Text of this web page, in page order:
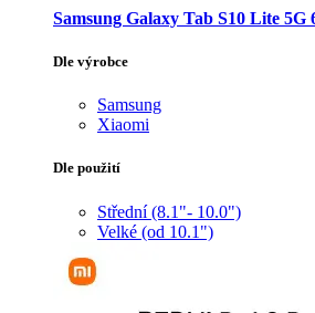
Samsung Galaxy Tab S10 Lite 5G
Dle výrobce
Samsung
Xiaomi
Dle použití
Střední (8.1"- 10.0")
Velké (od 10.1")